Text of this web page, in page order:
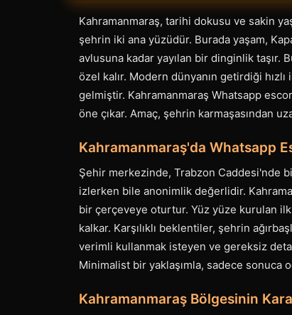
Kahramanmaraş, tarihi dokusu ve sakin
şehrin iki ana yüzüdür. Burada yaşam,
avlusuna kadar yayılan bir dinginlik
özel kalır. Modern dünyanın getirdiği
gelmiştir. Kahramanmaraş Whatsapp
öne çıkar. Amaç, şehrin karmaşasından
Kahramanmaraş'da Whatsapp
Şehir merkezinde, Trabzon Caddesi'nde
izlerken bile anonimlik değerlidir.
bir çerçeveye oturtur. Yüz yüze kurulan ilk
kalkar. Karşılıklı beklentiler, şehrin
verimli kullanmak isteyen ve gereksiz
Minimalist bir yaklaşımla, sadece sonuca
Kahramanmaraş Bölgesinin